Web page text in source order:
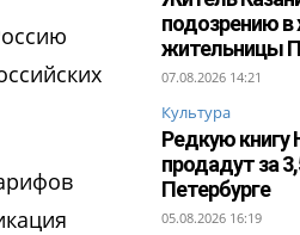
подозрению в
жительницы
07.08.2026 14:21
Культура
Редкую книгу
продадут за
Петербурге
05.08.2026 16:19